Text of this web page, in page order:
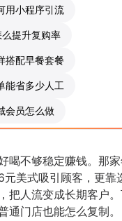
用小程序引流
提升复购率
搭配早餐套餐
能省多少人工
会员怎么做
喝不够稳定赚钱。那
元美式吸引顾客，更靠
把人流变成长期客户
通门店也能怎么复制。